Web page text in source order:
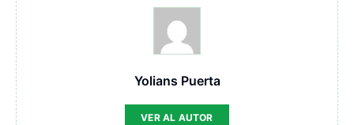
Yolians Puerta
VER AL AUTOR